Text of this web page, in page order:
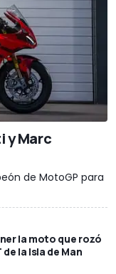
y Marc
de MotoGP para
la moto que rozó
la Isla de Man